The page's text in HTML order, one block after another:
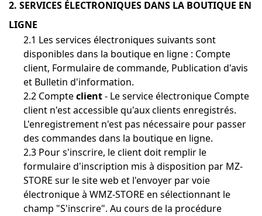
2. SERVICES ÉLECTRONIQUES DANS LA BOUTIQUE EN
LIGNE
2.1 Les services électroniques suivants sont
disponibles dans la boutique en ligne : Compte
client, Formulaire de commande, Publication d'avis
et Bulletin d'information.
2.2 Compte client - Le service électronique Compte
client n'est accessible qu'aux clients enregistrés.
L'enregistrement n'est pas nécessaire pour passer
des commandes dans la boutique en ligne.
2.3 Pour s'inscrire, le client doit remplir le
formulaire d'inscription mis à disposition par MZ-
STORE sur le site web et l'envoyer par voie
électronique à WMZ-STORE en sélectionnant le
champ "S'inscrire". Au cours de la procédure